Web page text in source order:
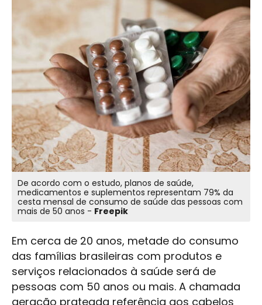
De acordo com o estudo, planos de saúde,
medicamentos e suplementos representam 79% da
cesta mensal de consumo de saúde das pessoas com
mais de 50 anos - Freepik
Em cerca de 20 anos, metade do consumo
das famílias brasileiras com produtos e
serviços relacionados à saúde será de
pessoas com 50 anos ou mais. A chamada
geração prateada referência aos cabelos